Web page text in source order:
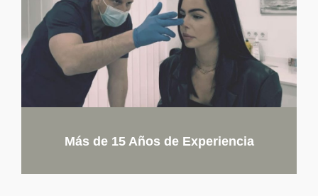
Más de 15 Años de Experiencia